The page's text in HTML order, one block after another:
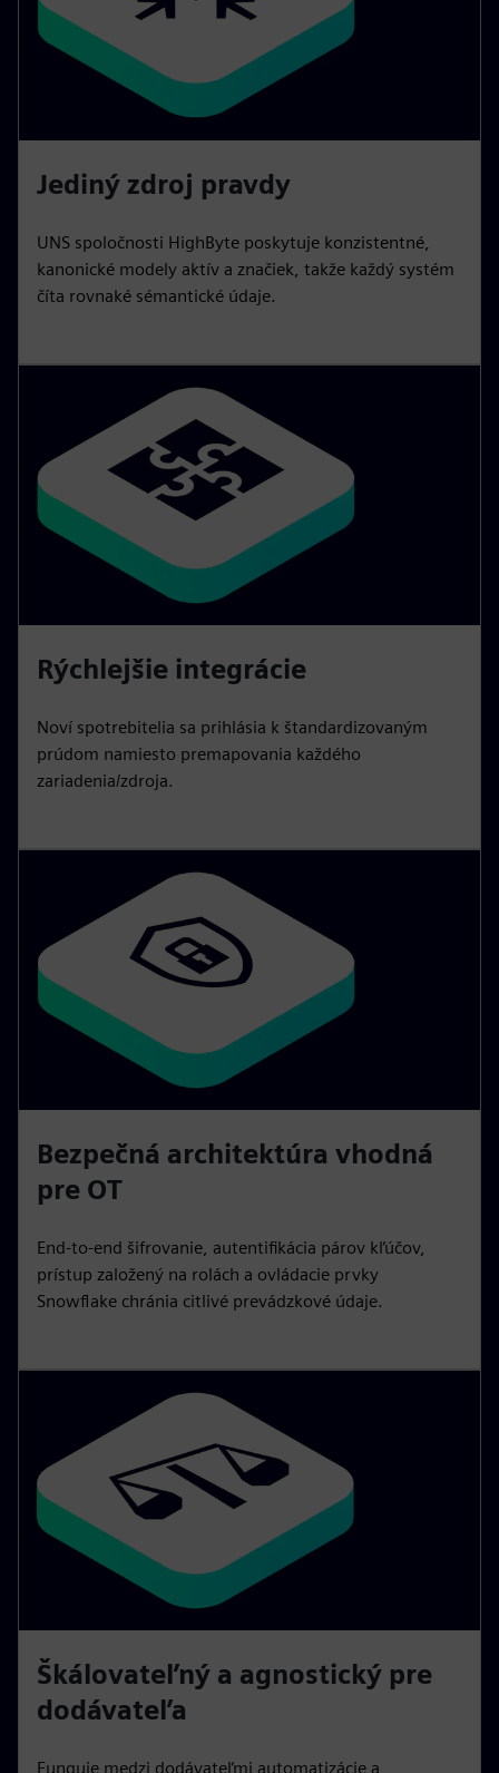
Jediný zdroj pravdy
UNS spoločnosti HighByte poskytuje konzistentné,
kanonické modely aktív a značiek, takže každý systém
číta rovnaké sémantické údaje.
Rýchlejšie integrácie
Noví spotrebitelia sa prihlásia k štandardizovaným
prúdom namiesto premapovania každého
zariadenia/zdroja.
Bezpečná architektúra vhodná
pre OT
End-to-end šifrovanie, autentifikácia párov kľúčov,
prístup založený na rolách a ovládacie prvky
Snowflake chránia citlivé prevádzkové údaje.
Škálovateľný a agnostický pre
dodávateľa
Funguje medzi dodávateľmi automatizácie a